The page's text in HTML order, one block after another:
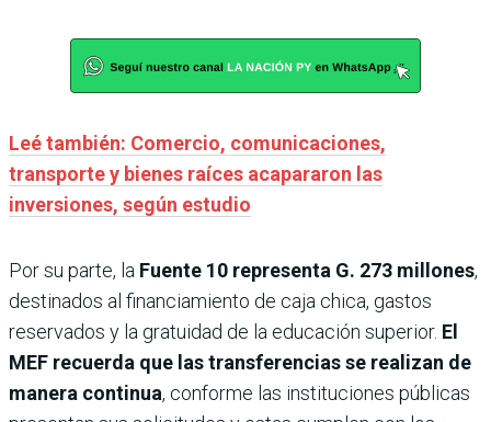
Leé también: Comercio, comunicaciones,
transporte y bienes raíces acapararon las
inversiones, según estudio
Por su parte, la Fuente 10 representa G. 273 millones,
destinados al financiamiento de caja chica, gastos
reservados y la gratuidad de la educación superior. El
MEF recuerda que las transferencias se realizan de
manera continua, conforme las instituciones públicas